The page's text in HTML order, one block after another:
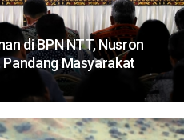
di BPN NTT, Nusron
Pandang Masyarakat